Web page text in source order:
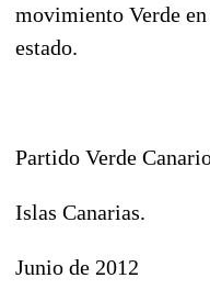
movimiento Verde
estado.
Partido Verde
Islas Canarias.
Junio de 2012